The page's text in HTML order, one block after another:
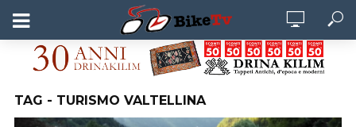
TAG - TURISMO VALTELLINA